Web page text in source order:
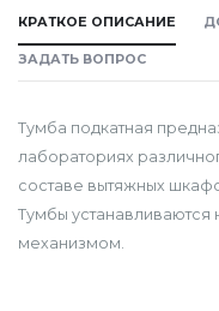
КРАТКОЕ ОПИСАНИЕ
ЗАДАТЬ ВОПРОС
Тумба подкатная
лабораториях
составе вытяжных
Тумбы
механизмом.